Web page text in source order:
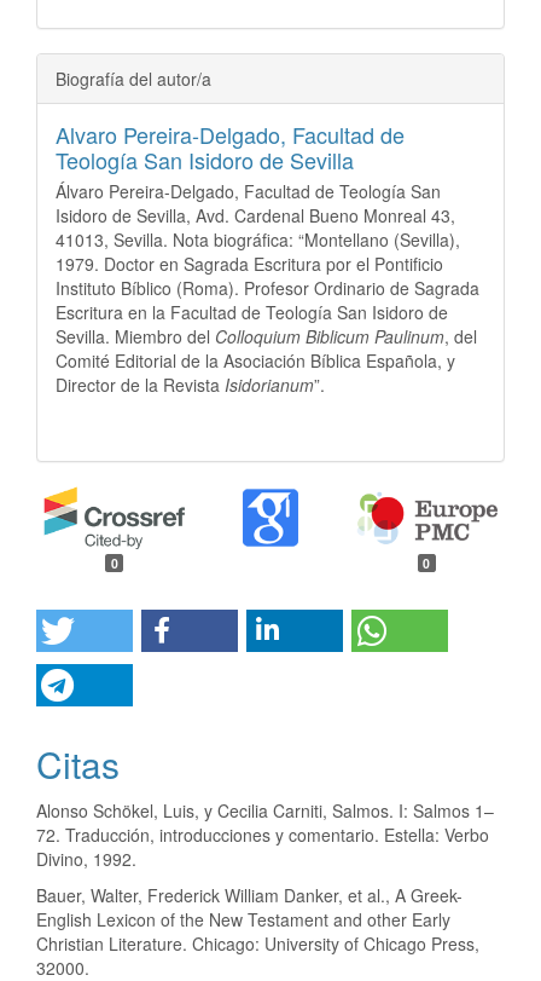
Biografía del autor/a
Alvaro Pereira-Delgado, Facultad de
Teología San Isidoro de Sevilla
Álvaro Pereira-Delgado, Facultad de Teología San
Isidoro de Sevilla, Avd. Cardenal Bueno Monreal 43,
41013, Sevilla. Nota biográfica: “Montellano (Sevilla),
1979. Doctor en Sagrada Escritura por el Pontificio
Instituto Bíblico (Roma). Profesor Ordinario de Sagrada
Escritura en la Facultad de Teología San Isidoro de
Sevilla. Miembro del Colloquium Biblicum Paulinum, del
Comité Editorial de la Asociación Bíblica Española, y
Director de la Revista Isidorianum”.
0 0
Citas
Alonso Schökel, Luis, y Cecilia Carniti, Salmos. I: Salmos 1–
72. Traducción, introducciones y comentario. Estella: Verbo
Divino, 1992.
Bauer, Walter, Frederick William Danker, et al., A Greek-
English Lexicon of the New Testament and other Early
Christian Literature. Chicago: University of Chicago Press,
32000.